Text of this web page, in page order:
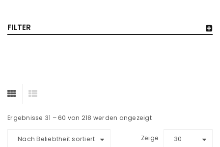
FILTER
Ergebnisse 31 – 60 von 218 werden angezeigt
Nach Beliebtheit sortiert Zeige 30